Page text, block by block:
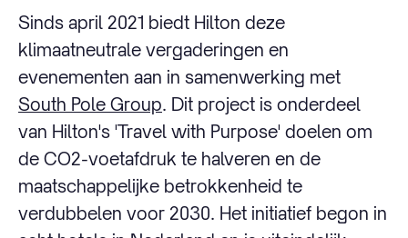
Sinds april 2021 biedt Hilton deze
klimaatneutrale vergaderingen en
evenementen aan in samenwerking met
South Pole Group. Dit project is onderdeel
van Hilton's 'Travel with Purpose' doelen om
de CO2-voetafdruk te halveren en de
maatschappelijke betrokkenheid te
verdubbelen voor 2030. Het initiatief begon in